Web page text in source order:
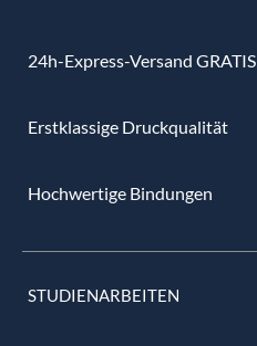
24h-Express-Versand GRATIS
Erstklassige Druckqualität
Hochwertige Bindungen
STUDIENARBEITEN